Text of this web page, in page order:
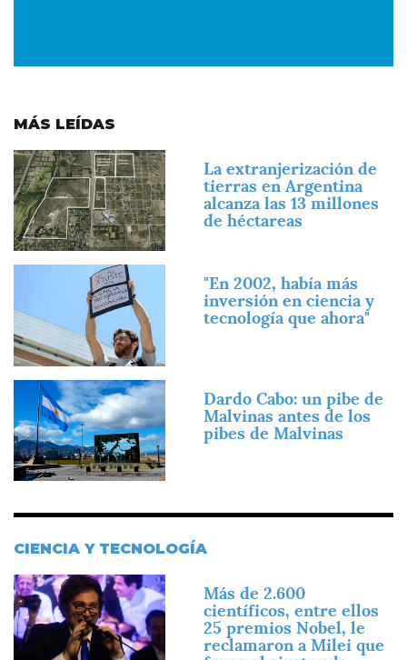
MÁS LEÍDAS
Imagen
La extranjerización de
tierras en Argentina
alcanza las 13 millones
de héctareas
"En 2002, había más
inversión en ciencia y
tecnología que ahora"
Imagen
Dardo Cabo: un pibe de
Malvinas antes de los
pibes de Malvinas
CIENCIA Y TECNOLOGÍA
Imagen
Más de 2.600
científicos, entre ellos
25 premios Nobel, le
reclamaron a Milei que